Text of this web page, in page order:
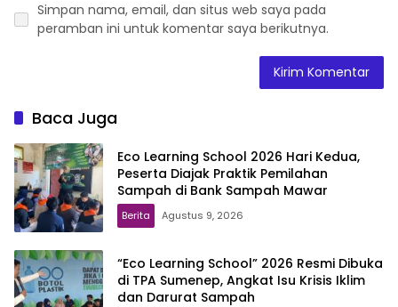
Simpan nama, email, dan situs web saya pada
peramban ini untuk komentar saya berikutnya.
Baca Juga
Eco Learning School 2026 Hari Kedua,
Peserta Diajak Praktik Pemilahan
Sampah di Bank Sampah Mawar
Berita Agustus 9, 2026
“Eco Learning School” 2026 Resmi Dibuka
di TPA Sumenep, Angkat Isu Krisis Iklim
dan Darurat Sampah